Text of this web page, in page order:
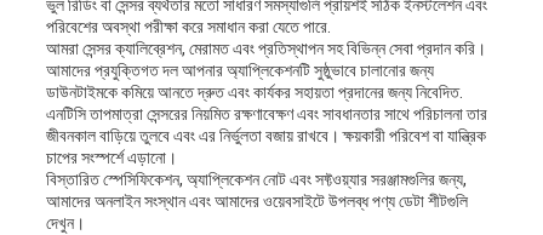
ভুল রিডিং বা সেন্সর ব্যর্থতার মতো সাধারণ সমস্যাগুলি প্রায়শই সঠিক ইনস্টলেশন এবং
পরিবেশের অবস্থা পরীক্ষা করে সমাধান করা যেতে পারে.
আমরা সেন্সর ক্যালিব্রেশন, মেরামত এবং প্রতিস্থাপন সহ বিভিন্ন সেবা প্রদান করি।
আমাদের প্রযুক্তিগত দল আপনার অ্যাপ্লিকেশনটি সুষ্ঠুভাবে চালানোর জন্য
ডাউনটাইমকে কমিয়ে আনতে দ্রুত এবং কার্যকর সহায়তা প্রদানের জন্য নিবেদিত.
এনটিসি তাপমাত্রা সেন্সরের নিয়মিত রক্ষণাবেক্ষণ এবং সাবধানতার সাথে পরিচালনা তার
জীবনকাল বাড়িয়ে তুলবে এবং এর নির্ভুলতা বজায় রাখবে। ক্ষয়কারী পরিবেশ বা যান্ত্রিক
চাপের সংস্পর্শে এড়ানো।
বিস্তারিত স্পেসিফিকেশন, অ্যাপ্লিকেশন নোট এবং সফ্টওয়্যার সরঞ্জামগুলির জন্য,
আমাদের অনলাইন সংস্থান এবং আমাদের ওয়েবসাইটে উপলব্ধ পণ্য ডেটা শীটগুলি
দেখুন।